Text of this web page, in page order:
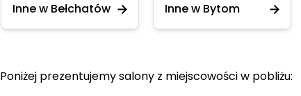
Inne w Bełchatów Inne w Bytom
Poniżej prezentujemy salony z miejscowości w pobliżu: